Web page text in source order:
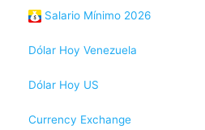
Salario Mínimo 2026
Dólar Hoy Venezuela
Dólar Hoy US
Currency Exchange